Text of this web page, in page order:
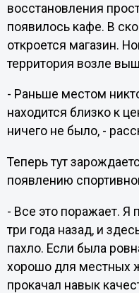
восстановления
появилось кафе. В
откроется магазин.
территория возле
- Раньше местом
находится близко к
ничего не было, -
Теперь тут
появлению
- Все это поражает.
три года назад, и
пахло. Если была
хорошо для местных
прокачал навык